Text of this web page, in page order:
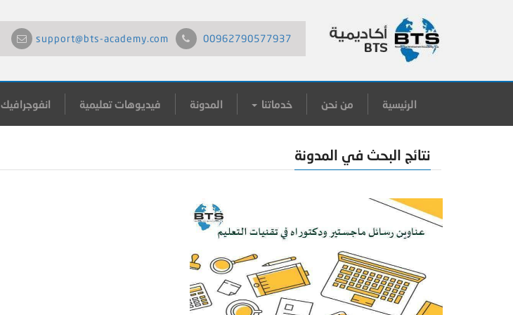
00962790577937
support@bts-academy.com
الرئيسية من نحن خدماتنا المدونة فيديوهات تعليمية انفوجرافيك
نتائج البحث في المدونة